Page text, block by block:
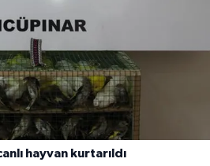
hayvan kurtarıldı